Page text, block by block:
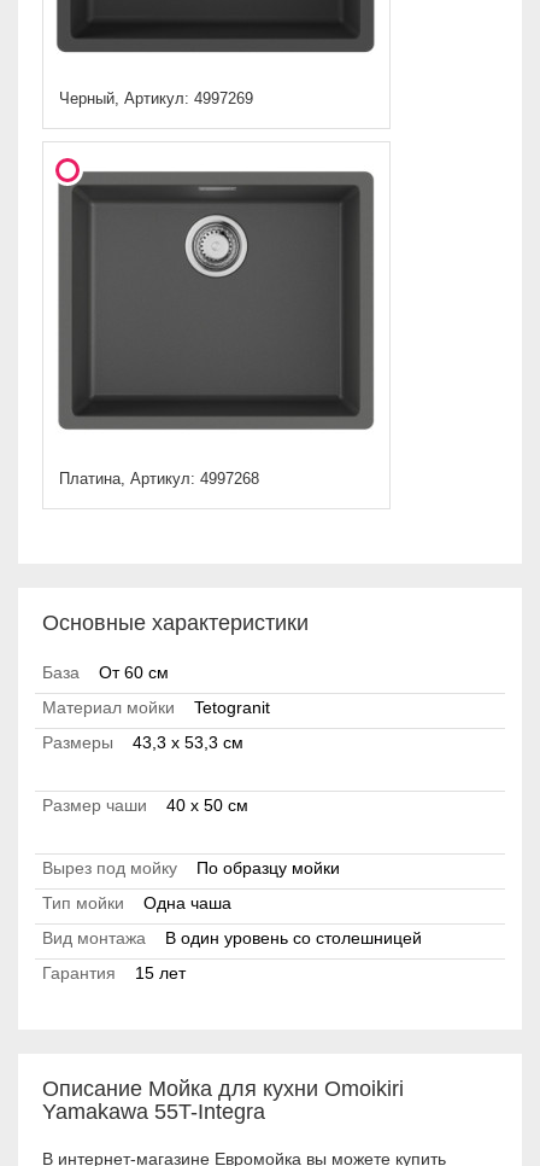
Черный, Артикул: 4997269
Платина, Артикул: 4997268
Основные характеристики
База
От 60 см
Материал мойки
Tetogranit
Размеры
43,3 x 53,3 см
Размер чаши 40 x 50 см
Вырез под мойку
По образцу мойки
Тип мойки
Одна чаша
Вид монтажа
В один уровень со столешницей
Гарантия
15 лет
Описание Мойка для кухни Omoikiri
Yamakawa 55T-Integra
В интернет-магазине Евромойка вы можете купить